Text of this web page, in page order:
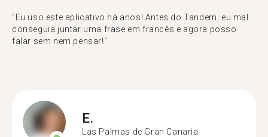
"​​Eu uso este aplicativo há anos! Antes do Tandem, eu mal
conseguia juntar uma frase em francês e agora posso
falar sem nem pensar!"
E.
Las Palmas de Gran Canaria